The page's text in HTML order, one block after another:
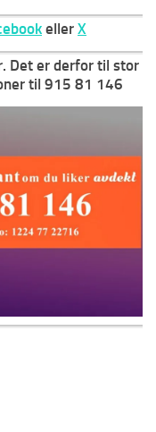
eller X
Det er derfor til stor
til 915 81 146